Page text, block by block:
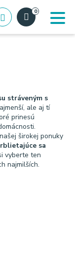
0
stráveným s
ale aj tí
prinesú
širokej ponuky
sa
vyberte ten
najmilších.